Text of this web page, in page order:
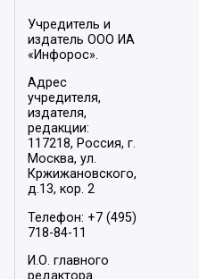
Учредитель и
издатель ООО ИА
«Инфорос».
Адрес
учредителя,
издателя,
редакции:
117218, Россия, г.
Москва, ул.
Кржижановского,
д.13, кор. 2
Телефон: +7 (495)
718-84-11
И.О. главного
редактора